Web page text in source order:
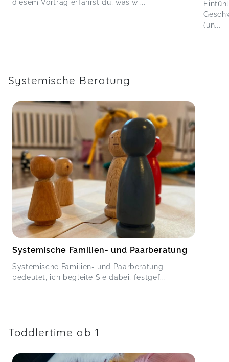
diesem Vortrag erfährst du, was wi...
(un...
Systemische Beratung
Systemische Familien- und Paarberatung
Systemische Familien- und Paarberatung
bedeutet, ich begleite Sie dabei, festgef...
Toddlertime ab 1